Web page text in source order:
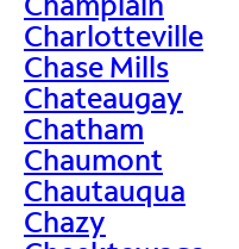
Charlotteville
Chase Mills
Chateaugay
Chatham
Chaumont
Chautauqua
Chazy